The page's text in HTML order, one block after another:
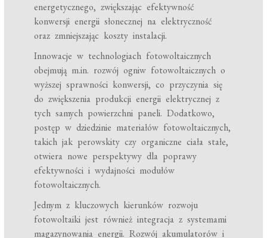
energetycznego, zwiększając efektywność
konwersji energii słonecznej na elektryczność
oraz zmniejszając koszty instalacji.
Innowacje w technologiach fotowoltaicznych
obejmują m.in. rozwój ogniw fotowoltaicznych o
wyższej sprawności konwersji, co przyczynia się
do zwiększenia produkcji energii elektrycznej z
tych samych powierzchni paneli. Dodatkowo,
postęp w dziedzinie materiałów fotowoltaicznych,
takich jak perowskity czy organiczne ciała stałe,
otwiera nowe perspektywy dla poprawy
efektywności i wydajności modułów
fotowoltaicznych.
Jednym z kluczowych kierunków rozwoju
fotowoltaiki jest również integracja z systemami
magazynowania energii. Rozwój akumulatorów i